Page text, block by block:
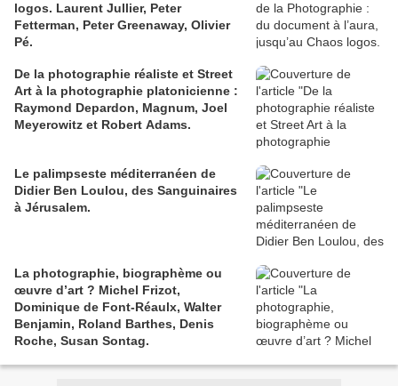
logos. Laurent Jullier, Peter
Fetterman, Peter Greenaway, Olivier
Pé.
De la photographie réaliste et Street
Art à la photographie platonicienne :
Raymond Depardon, Magnum, Joel
Meyerowitz et Robert Adams.
Le palimpseste méditerranéen de
Didier Ben Loulou, des Sanguinaires
à Jérusalem.
La photographie, biographème ou
œuvre d’art ? Michel Frizot,
Dominique de Font-Réaulx, Walter
Benjamin, Roland Barthes, Denis
Roche, Susan Sontag.